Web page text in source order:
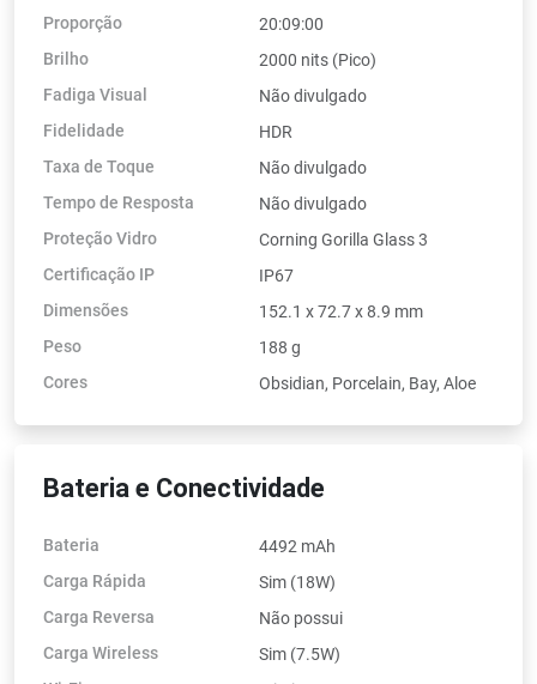
Proporção
20:09:00
Brilho
2000 nits (Pico)
Fadiga Visual
Não divulgado
Fidelidade
HDR
Taxa de Toque
Não divulgado
Tempo de Resposta
Não divulgado
Proteção Vidro
Corning Gorilla Glass 3
Certificação IP
IP67
Dimensões
152.1 x 72.7 x 8.9 mm
Peso
188 g
Cores
Obsidian, Porcelain, Bay, Aloe
Bateria e Conectividade
Bateria
4492 mAh
Carga Rápida
Sim (18W)
Carga Reversa
Não possui
Carga Wireless
Sim (7.5W)